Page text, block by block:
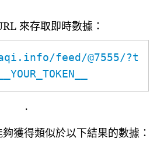
來存取即時數據：
feed/@7555/?t
.
獲得類似於以下結果的數據：